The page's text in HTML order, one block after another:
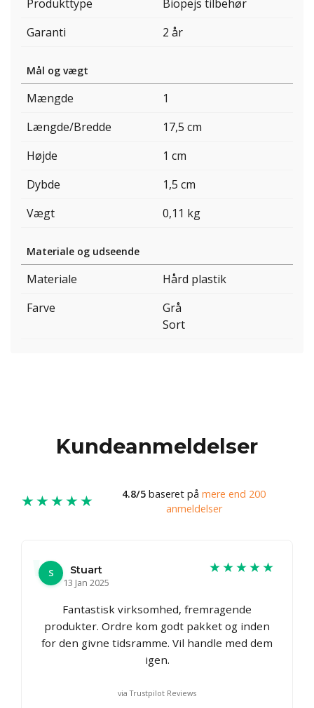
Produkttype
Biopejs tilbehør
Garanti
2 år
Mål og vægt
Mængde
1
Længde/Bredde
17,5 cm
Højde
1 cm
Dybde
1,5 cm
Vægt
0,11 kg
Materiale og udseende
Materiale
Hård plastik
Farve
Grå
Sort
Kundeanmeldelser
★★★★★ 4.8/5 baseret på mere end 200
anmeldelser
S
Stuart
13 Jan 2025
★★★★★
Fantastisk virksomhed, fremragende
produkter. Ordre kom godt pakket og inden
for den givne tidsramme. Vil handle med dem
igen.
via Trustpilot Reviews